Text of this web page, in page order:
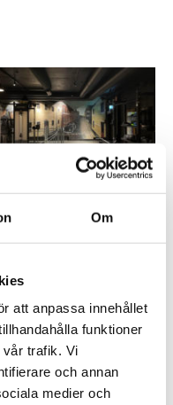
Om
att anpassa innehållet
funktioner
trafik. Vi
och annan
medier och
i